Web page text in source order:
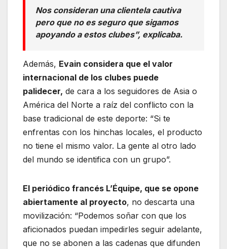
Nos consideran una clientela cautiva
pero que no es seguro que sigamos
apoyando a estos clubes”, explicaba.
Además, Evain considera que el valor
internacional de los clubes puede
palidecer, de cara a los seguidores de Asia o
América del Norte a raíz del conflicto con la
base tradicional de este deporte: “Si te
enfrentas con los hinchas locales, el producto
no tiene el mismo valor. La gente al otro lado
del mundo se identifica con un grupo”.
El periódico francés L’Équipe, que se opone
abiertamente al proyecto, no descarta una
movilización: “Podemos soñar con que los
aficionados puedan impedirles seguir adelante,
que no se abonen a las cadenas que difunden